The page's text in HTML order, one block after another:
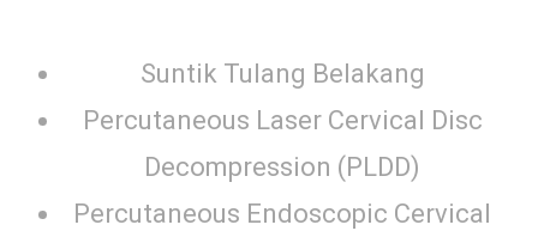
Suntik Tulang Belakang
Percutaneous Laser Cervical Disc
Decompression (PLDD)
Percutaneous Endoscopic Cervical